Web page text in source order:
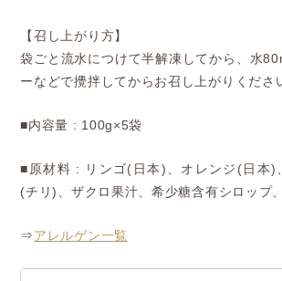
【召し上がり方】
袋ごと流水につけて半解凍してから、水
ーなどで攪拌してからお召し上がりくださ
■内容量 : 100g×5袋
■原材料 : リンゴ(日本)、オレンジ(日本)
(チリ)、ザクロ果汁、希少糖含有シロップ
⇒アレルゲン一覧